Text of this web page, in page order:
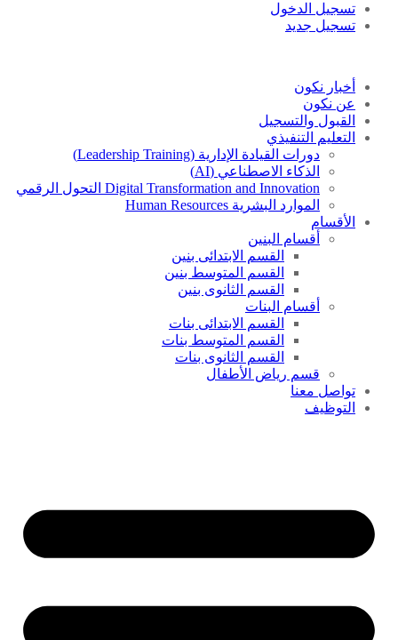
تسجيل الدخول
تسجيل جديد
أخبار نكون
عن نكون
القبول والتسجيل
التعليم التنفيذي
دورات القيادة الإدارية (Leadership Training)
الذكاء الاصطناعي (AI)
Digital Transformation and Innovation التحول الرقمي
الموارد البشرية Human Resources
الأقسام
أقسام البنين
القسم الابتدائى بنين
القسم المتوسط بنين
القسم الثانوى بنين
أقسام البنات
القسم الابتدائى بنات
القسم المتوسط بنات
القسم الثانوى بنات
قسم رياض الأطفال
تواصل معنا
التوظيف